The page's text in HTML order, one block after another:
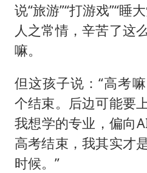
说“旅游”“打游戏”“睡
人之常情，辛苦了这
嘛。
但这孩子说：“高考
个结束。后边可能要
我想学的专业，偏向
高考结束，我其实才
时候。”